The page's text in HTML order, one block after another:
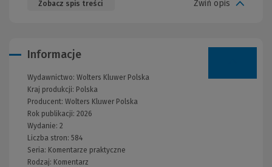
Zobacz spis treści Zwiń opis
Informacje
Wydawnictwo: Wolters Kluwer Polska
Kraj produkcji: Polska
Producent: Wolters Kluwer Polska
Rok publikacji: 2026
Wydanie: 2
Liczba stron: 584
Seria: Komentarze praktyczne
Rodzaj: Komentarz